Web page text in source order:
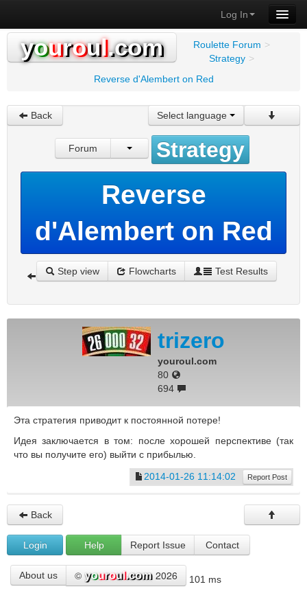
Log In
youroul.com Roulette Forum >
Strategy >
Reverse d'Alembert on Red
Back Select language
Forum Strategy
Reverse
d'Alembert on Red
Step view Flowcharts Test Results
trizero
youroul.com
80
694
Эта стратегия приводит к постоянной потере!
Идея заключается в том: после хорошей перспективе (так
что вы получите его) выйти с прибылью.
2014-01-26 11:14:02
Report Post
Back
Login Help Report Issue Contact
About us © 2026 101 ms